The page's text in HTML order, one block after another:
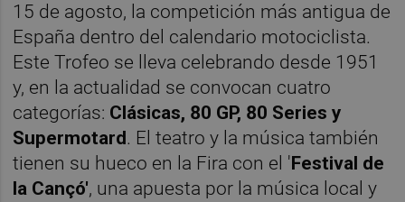
15 de agosto, la competición más antigua de
España dentro del calendario motociclista.
Este Trofeo se lleva celebrando desde 1951
y, en la actualidad se convocan cuatro
categorías: Clásicas, 80 GP, 80 Series y
Supermotard. El teatro y la música también
tienen su hueco en la Fira con el 'Festival de
la Cançó', una apuesta por la música local y